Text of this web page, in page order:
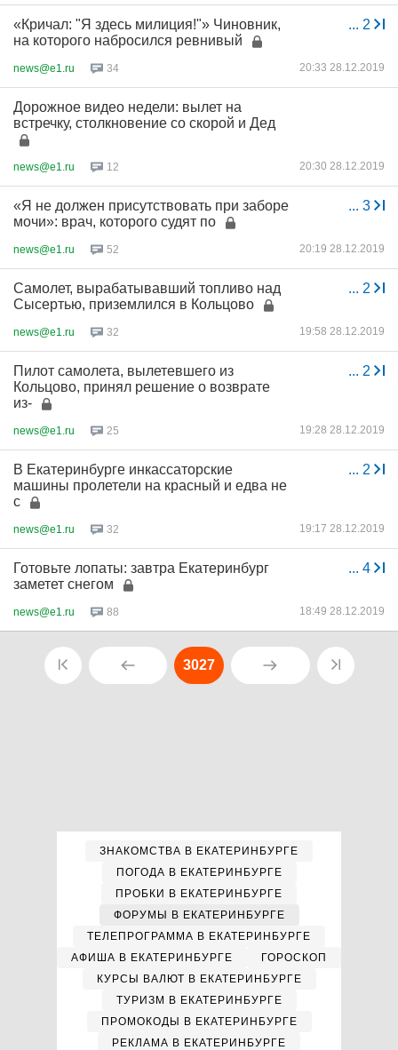
... 2
«Кричал: "Я здесь милиция!"» Чиновник,
на которого набросился ревнивый
news@e1.ru 34 20:33 28.12.2019
Дорожное видео недели: вылет на
встречку, столкновение со скорой и Дед
news@e1.ru 12 20:30 28.12.2019
... 3
«Я не должен присутствовать при заборе
мочи»: врач, которого судят по
news@e1.ru 52 20:19 28.12.2019
... 2
Самолет, вырабатывавший топливо над
Сысертью, приземлился в Кольцово
news@e1.ru 32 19:58 28.12.2019
... 2
Пилот самолета, вылетевшего из
Кольцово, принял решение о возврате
из-
news@e1.ru 25 19:28 28.12.2019
... 2
В Екатеринбурге инкассаторские
машины пролетели на красный и едва не
с
news@e1.ru 32 19:17 28.12.2019
... 4
Готовьте лопаты: завтра Екатеринбург
заметет снегом
news@e1.ru 88 18:49 28.12.2019
3027
ЗНАКОМСТВА В ЕКАТЕРИНБУРГЕ
ПОГОДА В ЕКАТЕРИНБУРГЕ
ПРОБКИ В ЕКАТЕРИНБУРГЕ
ФОРУМЫ В ЕКАТЕРИНБУРГЕ
ТЕЛЕПРОГРАММА В ЕКАТЕРИНБУРГЕ
АФИША В ЕКАТЕРИНБУРГЕ
ГОРОСКОП
КУРСЫ ВАЛЮТ В ЕКАТЕРИНБУРГЕ
ТУРИЗМ В ЕКАТЕРИНБУРГЕ
ПРОМОКОДЫ В ЕКАТЕРИНБУРГЕ
РЕКЛАМА В ЕКАТЕРИНБУРГЕ